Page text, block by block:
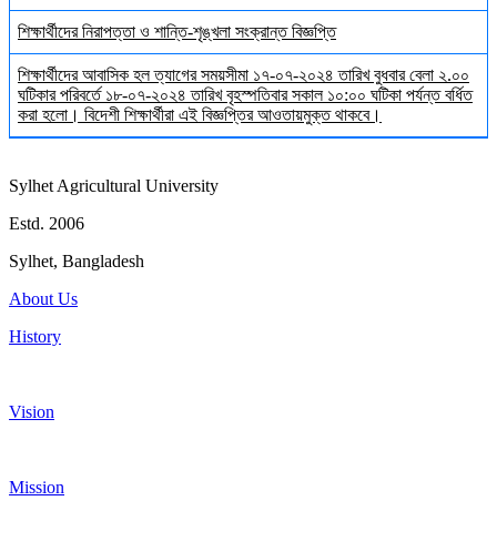
শিক্ষার্থীদের নিরাপত্তা ও শান্তি-শৃঙ্খলা সংক্রান্ত বিজ্ঞপ্তি
শিক্ষার্থীদের আবাসিক হল ত্যাগের সময়সীমা ১৭-০৭-২০২৪ তারিখ বুধবার বেলা ২.০০
ঘটিকার পরিবর্তে ১৮-০৭-২০২৪ তারিখ বৃহস্পতিবার সকাল ১০:০০ ঘটিকা পর্যন্ত বর্ধিত
করা হলো। বিদেশী শিক্ষার্থীরা এই বিজ্ঞপ্তির আওতায়মুক্ত থাকবে।
Sylhet Agricultural University
Estd. 2006
Sylhet, Bangladesh
About Us
History
Vision
Mission